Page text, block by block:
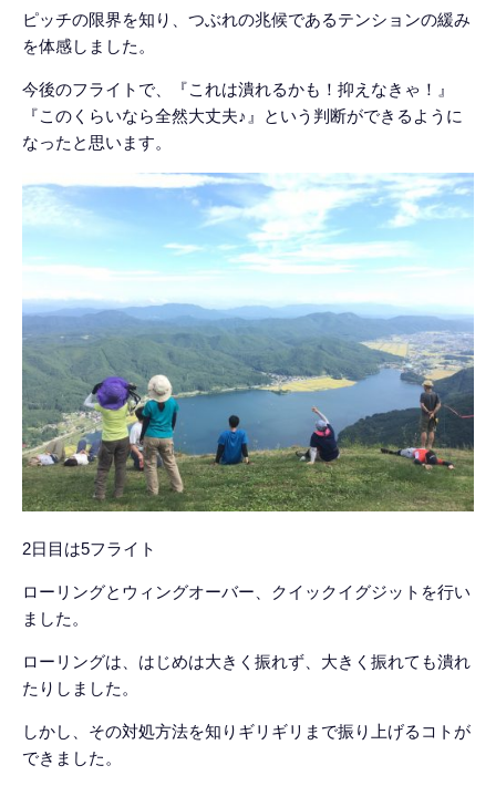
ピッチの限界を知り、つぶれの兆候であるテンションの緩み
を体感しました。
今後のフライトで、『これは潰れるかも！抑えなきゃ！』
『このくらいなら全然大丈夫♪』という判断ができるように
なったと思います。
2日目は5フライト
ローリングとウィングオーバー、クイックイグジットを行い
ました。
ローリングは、はじめは大きく振れず、大きく振れても潰れ
たりしました。
しかし、その対処方法を知りギリギリまで振り上げるコトが
できました。